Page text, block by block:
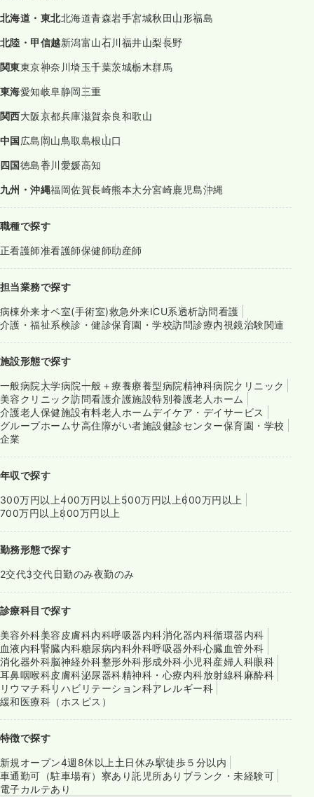
北海道・東北北海道青森岩手宮城秋田山形福島
北陸・甲信越新潟富山石川福井山梨長野
関東東京神奈川埼玉千葉茨城栃木群馬
東海愛知岐阜静岡三重
関西大阪京都兵庫滋賀奈良和歌山
中国広島岡山鳥取島根山口
四国徳島香川愛媛高知
九州・沖縄福岡佐賀長崎熊本大分宮崎鹿児島沖縄
職種で探す
正看護師准看護師保健師助産師
担当業務で探す
病棟外来オペ室(手術室)救急外来ICU系透析訪問看護
介護・福祉系検診・健診保育園・学校訪問診療内視鏡治験関連
施設形態で探す
一般病院大学病院一般＋療養療養型病院精神科病院クリニック
美容クリニック訪問看護介護施設特別養護老人ホーム
介護老人保健施設有料老人ホームデイケア・デイサービス
グループホームサ高住障がい者施設健診センター保育園・学校
企業
年収で探す
300万円以上400万円以上 500万円以上600万円以上
700万円以上800万円以上
勤務形態で探す
2交代3交代日勤のみ夜勤のみ
診療科目で探す
美容外科美容皮膚科内科呼吸器内科消化器内科循環器内科
血液内科腎臓内科糖尿病内科外科呼吸器外科心臓血管外科
消化器外科脳神経外科整形外科形成外科小児科産婦人科眼科
耳鼻咽喉科皮膚科泌尿器科精神科・心療内科放射線科麻酔科
リウマチ科リハビリテーション科アレルギー科
緩和医療科（ホスピス）
特徴で探す
新規オープン4週8休以上 土日休み駅徒歩５分以内
車通勤可（駐車場有） 寮あり託児所あり ブランク・未経験可
電子カルテあり